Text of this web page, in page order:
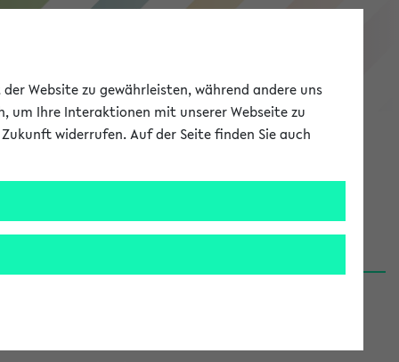
eKVV
Bielefeld (31.07.26)
Website zu gewährleisten, während andere uns
um Ihre Interaktionen mit unserer Webseite zu
widerrufen. Auf der Seite finden Sie auch